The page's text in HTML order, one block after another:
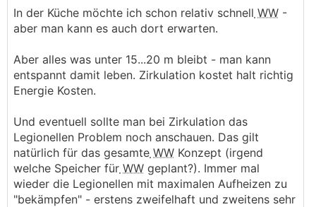
In der Küche möchte ich schon relativ schnell WW -
aber man kann es auch dort erwarten.
Aber alles was unter 15...20 m bleibt - man kann
entspannt damit leben. Zirkulation kostet halt richtig
Energie Kosten.
Und eventuell sollte man bei Zirkulation das
Legionellen Problem noch anschauen. Das gilt
natürlich für das gesamte WW Konzept (irgend
welche Speicher für WW geplant?). Immer mal
wieder die Legionellen mit maximalen Aufheizen zu
"bekämpfen" - erstens zweifelhaft und zweitens sehr